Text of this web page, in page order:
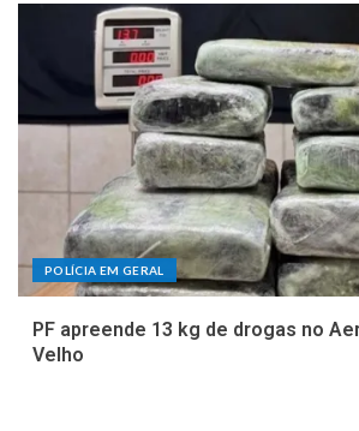
POLÍCIA EM GERAL
PF apreende 13 kg de drogas no
Velho